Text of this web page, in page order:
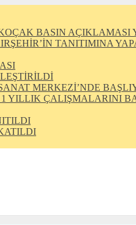
BASIN AÇIKLAMASI
TANITIMINA
MERKEZİ’NDE
YILLIK ÇALIŞMALARINI